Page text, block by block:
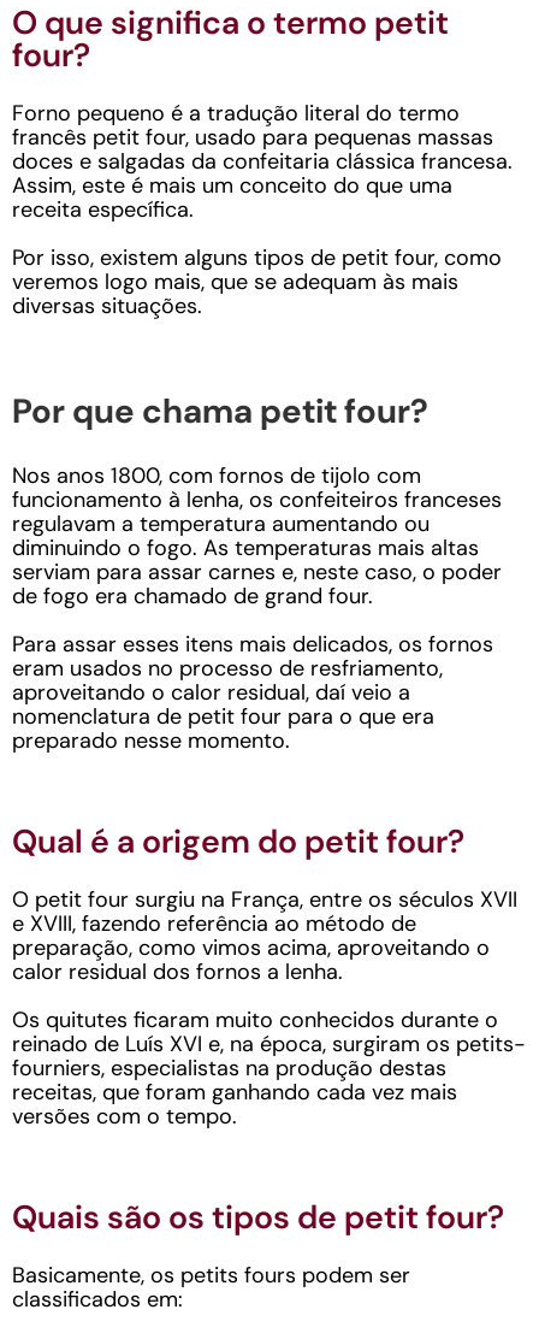
O que significa o termo petit
four?
Forno pequeno é a tradução literal do termo
francês petit four, usado para pequenas massas
doces e salgadas da confeitaria clássica francesa.
Assim, este é mais um conceito do que uma
receita específica.
Por isso, existem alguns tipos de petit four, como
veremos logo mais, que se adequam às mais
diversas situações.
Por que chama petit four?
Nos anos 1800, com fornos de tijolo com
funcionamento à lenha, os confeiteiros franceses
regulavam a temperatura aumentando ou
diminuindo o fogo. As temperaturas mais altas
serviam para assar carnes e, neste caso, o poder
de fogo era chamado de grand four.
Para assar esses itens mais delicados, os fornos
eram usados no processo de resfriamento,
aproveitando o calor residual, daí veio a
nomenclatura de petit four para o que era
preparado nesse momento.
Qual é a origem do petit four?
O petit four surgiu na França, entre os séculos XVII
e XVIII, fazendo referência ao método de
preparação, como vimos acima, aproveitando o
calor residual dos fornos a lenha.
Os quitutes ficaram muito conhecidos durante o
reinado de Luís XVI e, na época, surgiram os petits-
fourniers, especialistas na produção destas
receitas, que foram ganhando cada vez mais
versões com o tempo.
Quais são os tipos de petit four?
Basicamente, os petits fours podem ser
classificados em: